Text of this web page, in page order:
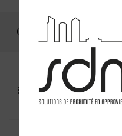
Connexion
MENU